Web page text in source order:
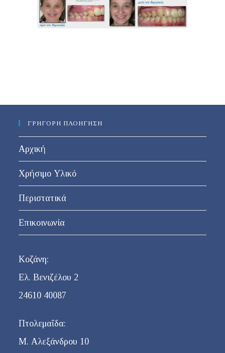
ΓΡΗΓΟΡΗ ΠΛΟΗΓΗΣΗ
Αρχική
Χρήσιμο Υλικό
Περιστατικά
Επικοινωνία
Κοζάνη:
Ελ. Βενιζέλου 2
24610 40087
Πτολεμαΐδα:
Μ. Αλεξάνδρου 10